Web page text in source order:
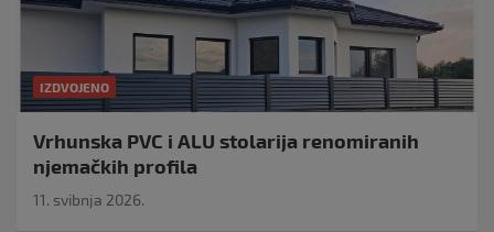
IZDVOJENO
Vrhunska PVC i ALU stolarija renomiranih
njemačkih profila
11. svibnja 2026.